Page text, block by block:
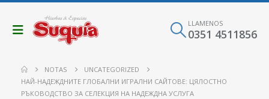
LLAMENOS
0351 4511856
NOTAS
UNCATEGORIZED
НАЙ-НАДЕЖДНИТЕ ГЛОБАЛНИ ИГРАЛНИ САЙТОВЕ: ЦЯЛОСТНО
РЪКОВОДСТВО ЗА СЕЛЕКЦИЯ НА НАДЕЖДНА УСЛУГА